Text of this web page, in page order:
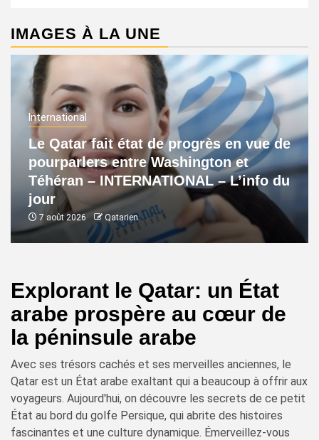
IMAGES À LA UNE
International
Le Qatar fait état de progrès en vue de
pourparlers entre Washington et
Téhéran – INTERNATIONAL – L’info du
jour
7 août 2026 Qatarien
Explorant le Qatar: un État
arabe prospère au cœur de
la péninsule arabe
Avec ses trésors cachés et ses merveilles anciennes, le
Qatar est un État arabe exaltant qui a beaucoup à offrir aux
voyageurs. Aujourd'hui, on découvre les secrets de ce petit
État au bord du golfe Persique, qui abrite des histoires
fascinantes et une culture dynamique. Émerveillez-vous